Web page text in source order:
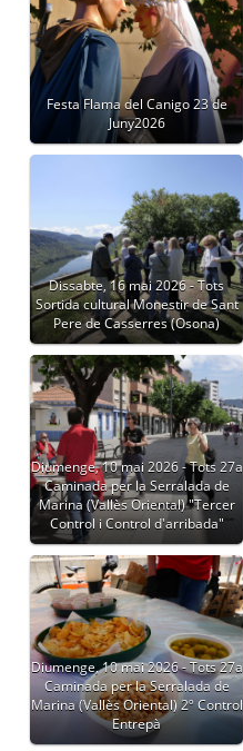
Festa Flama del Canigo 23 de
Juny2026
Dissabte, 16 mai 2026 - Tots
Sortida cultural Monestir de Sant
Pere de Casserres (Osona)
Diumenge, 10 mai 2026 - Tots 27a
Caminada per la Serralada de
Marina (Vallès Oriental) "Tercer
Control i Control d'arribada"
Diumenge, 10 mai 2026 - Tots 27a
Caminada per la Serralada de
Marina (Vallès Oriental) 2º Control
Entrepà